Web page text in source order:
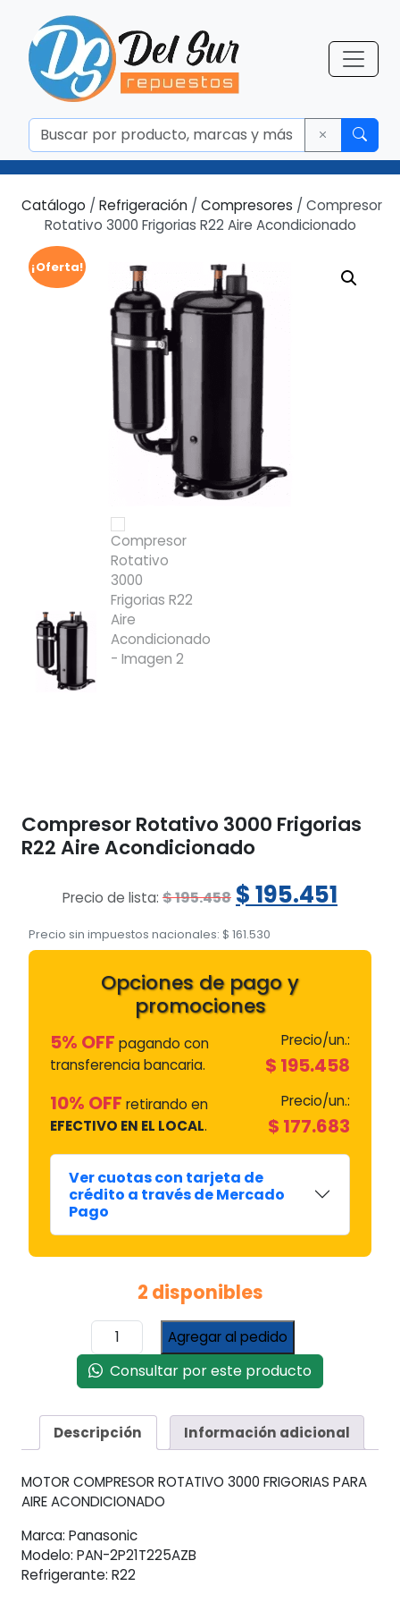
¡Oferta!
Catálogo / Refrigeración / Compresores / Compresor
Rotativo 3000 Frigorias R22 Aire Acondicionado
Compresor Rotativo 3000 Frigorias
R22 Aire Acondicionado
Precio de lista: $195.458 El
precio
original
era:
$ 195.458.
$195.451
$
Precio sin impuestos nacionales: $ 161.530
Opciones de pago y
promociones
5% OFF pagando con
transferencia bancaria.
Precio/un.:
$ 195.458
10% OFF retirando en
EFECTIVO EN EL LOCAL.
Precio/un.:
$ 177.683
Ver cuotas con tarjeta de
crédito a través de Mercado
Pago
2 disponibles
Compresor
Rotativo
3000
Frigorias
Aire
Acondicionado
Agregar al pedido
Consultar por este producto
Descripción Información adicional
MOTOR COMPRESOR ROTATIVO 3000 FRIGORIAS PARA
AIRE ACONDICIONADO
Marca: Panasonic
Modelo: PAN-2P21T225AZB
Refrigerante: R22